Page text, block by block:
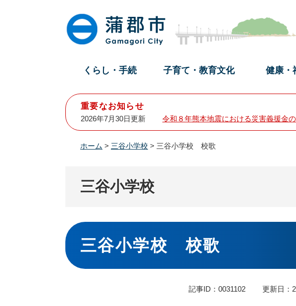
くらし・手続 子育て・教育文化 健康・
重要なお知らせ
2026年7月30日更新 令和８年熊本地震における災害義援金
ホーム > 三谷小学校 > 三谷小学校 校歌
三谷小学校
本
文
三谷小学校 校歌
記事ID：0031102 更新日：